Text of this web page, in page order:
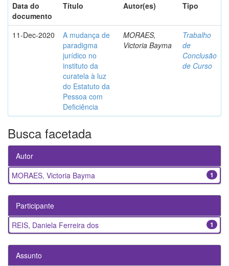
Data do
documento
Título Autor(es) Tipo
11-Dec-2020
A mudança de
paradigma
jurídico no
instituto da
curatela à luz
do Estatuto da
Pessoa com
Deficiência
MORAES,
Victoria Bayma
Trabalho
de
Conclusão
de Curso
Busca facetada
Autor
1
MORAES, Victoria Bayma
Participante
1
REIS, Daniela Ferreira dos
Assunto